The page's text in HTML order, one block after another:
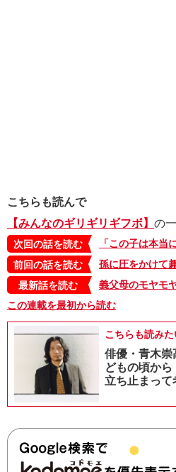
こちらも読んで
【みんなのギリギリギフボ】 の
次回の話を読む
前回の話を読む
最新話を読む
この連載を最初から読む
こちらも読みた
俳優・青木崇
どもの頃か
立ち止まって